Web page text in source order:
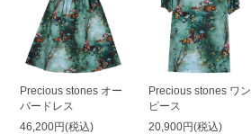
Precious stones オー
バードレス
46,200円(税込)
Precious stones ワン
ピース
20,900円(税込)